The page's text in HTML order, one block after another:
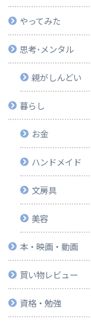
やってみた
思考･メンタル
親がしんどい
暮らし
お金
ハンドメイド
文房具
美容
本・映画・動画
買い物レビュー
資格・勉強